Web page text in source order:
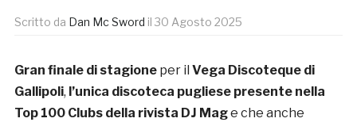
Scritto da Dan Mc Sword il 30 Agosto 2025
Gran finale di stagioneper il Vega Discotequedi
Gallipoli, l’unica discoteca pugliese presente nella
Top 100 Clubs della rivista DJ Mage che anche